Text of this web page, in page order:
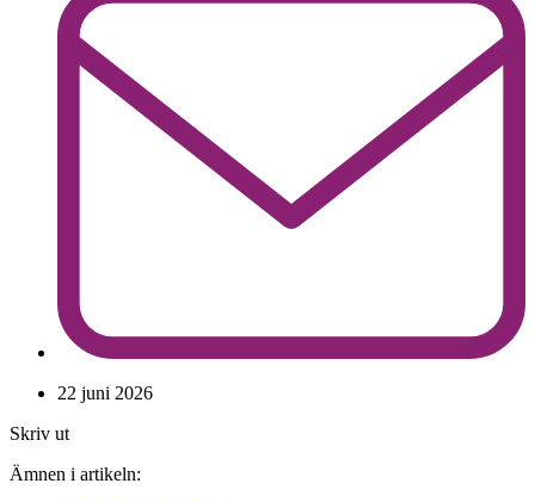
22 juni 2026
Skriv ut
Ämnen i artikeln: